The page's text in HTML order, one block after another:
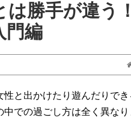
勝手が違う
門編
と出かけたり遊んだりで
での過ごし方は全く異なり